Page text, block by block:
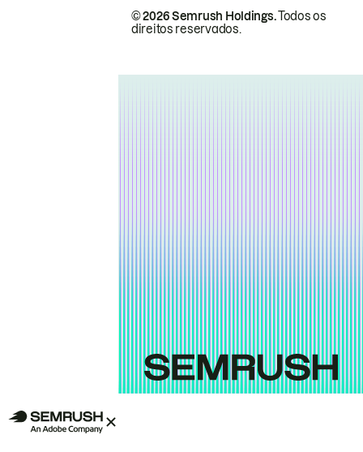
© 2026 Semrush Holdings.Todos os
direitos reservados.